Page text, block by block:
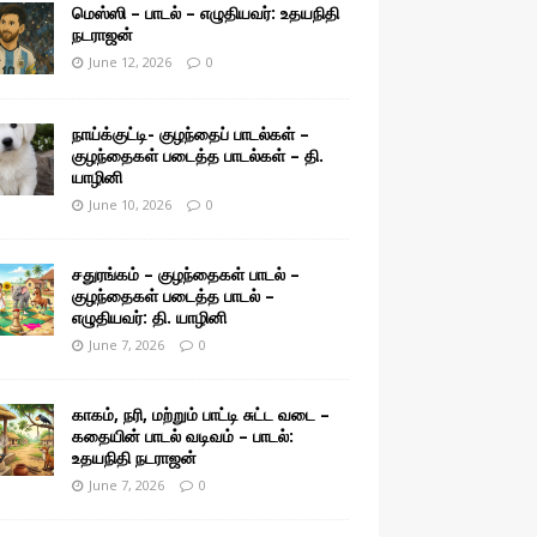
மெஸ்ஸி – பாடல் – எழுதியவர்: உதயநிதி
நடராஜன்
June 12, 2026 0
நாய்க்குட்டி- குழந்தைப் பாடல்கள் –
குழந்தைகள் படைத்த பாடல்கள் – தி.
யாழினி
June 10, 2026 0
சதுரங்கம் – குழந்தைகள் பாடல் –
குழந்தைகள் படைத்த பாடல் –
எழுதியவர்: தி. யாழினி
June 7, 2026 0
காகம், நரி, மற்றும் பாட்டி சுட்ட வடை –
கதையின் பாடல் வடிவம் – பாடல்:
உதயநிதி நடராஜன்
June 7, 2026 0